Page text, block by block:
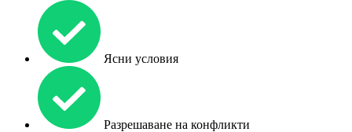
Ясни условия
Разрешаване на конфликти